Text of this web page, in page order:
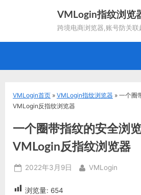
VMLogin指纹浏览
跨境电商浏览器,账号防关联
VMLogin首页 » VMLogin指纹浏览器 » 一个圈
VMLogin反指纹浏览器
一个圈带指纹的安全浏
VMLogin反指纹浏览器
Posted
2022年3月9日 By
VMLogin
浏览量: 654